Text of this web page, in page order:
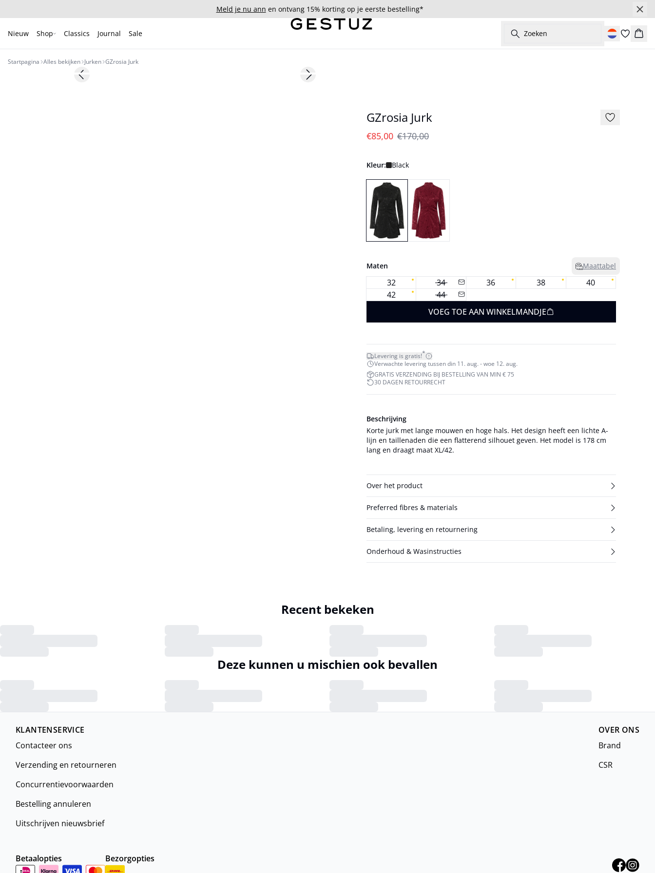
Meld je nu ann en ontvang 15% korting op je eerste bestelling*
Nieuw Shop Classics Journal Sale Zoeken
Startpagina Alles bekijken Jurken GZrosia Jurk
- 50%Previous slide Next slide
GZrosia Jurk
€85,00 €170,00
Kleur: Black
Maten Maattabel
32 34 36 38
40
42
44
VOEG TOE AAN WINKELMANDJE
Levering is gratis!*
Verwachte levering tussen din 11. aug. - woe 12. aug.
GRATIS VERZENDING BIJ BESTELLING VAN MIN € 75
30 DAGEN RETOURRECHT
Beschrijving
Korte jurk met lange mouwen en hoge hals. Het design heeft een lichte A-
lijn en taillenaden die een flatterend silhouet geven. Het model is 178 cm
lang en draagt maat XL/42.
Over het product
Preferred fibres & materials
Betaling, levering en retournering
Onderhoud & Wasinstructies
Recent bekeken
Deze kunnen u mischien ook bevallen
KLANTENSERVICE
Contacteer ons
Verzending en retourneren
Concurrentievoorwaarden
Bestelling annuleren
Uitschrijven nieuwsbrief
OVER ONS
Brand
CSR
Betaalopties Bezorgopties